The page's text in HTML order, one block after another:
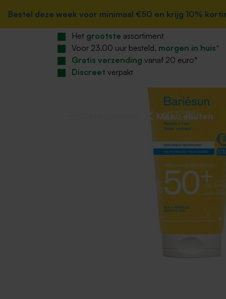
Ga naar de hoofdnavigatie
Bestel deze week voor minimaal €50 en krijg 10%
Bestel deze week voor minimaal €50 en krijg 10%
Het grootste assortiment
Voor 23.00 uur besteld, morgen in huis*
Gratis verzending vanaf 20 euro*
Discreet verpakt
Menu sluiten
HomeVerzorging Zon Zonnebrand